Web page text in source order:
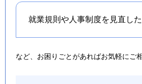
就業規則や人事制度を 見直し
など、お困りごとがあればお気軽にご